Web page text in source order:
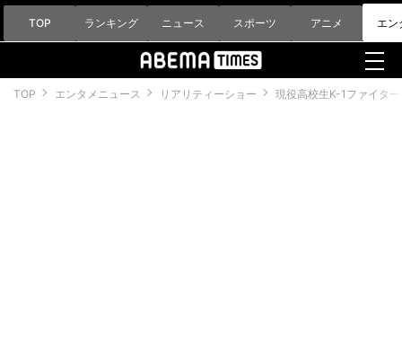
TOP ランキング ニュース スポーツ アニメ エン
TOP エンタメニュース リアリティーショー 現役高校生K-1ファイタ